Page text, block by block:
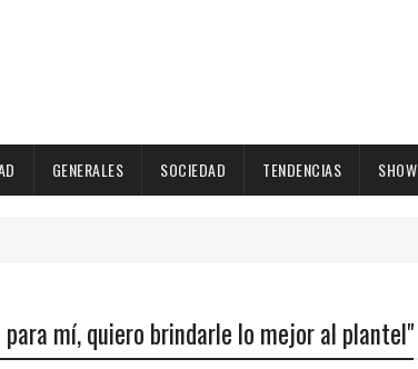
GENERALES SOCIEDAD TENDENCIAS SHOW
mí, quiero brindarle lo mejor al plantel"